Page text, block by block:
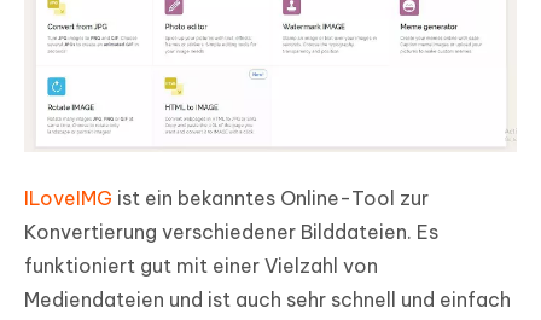
ILoveIMG ist ein bekanntes Online-Tool zur
Konvertierung verschiedener Bilddateien. Es
funktioniert gut mit einer Vielzahl von
Mediendateien und ist auch sehr schnell und einfach